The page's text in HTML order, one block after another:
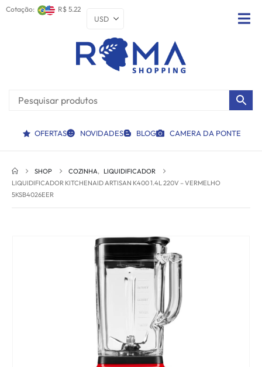
Cotação: R$ 5.22
OFERTAS NOVIDADES BLOG CAMERA DA PONTE
SHOP COZINHA, LIQUIDIFICADOR
LIQUIDIFICADOR KITCHENAID ARTISAN K400 1.4L 220V – VERMELHO
5KSB4026EER